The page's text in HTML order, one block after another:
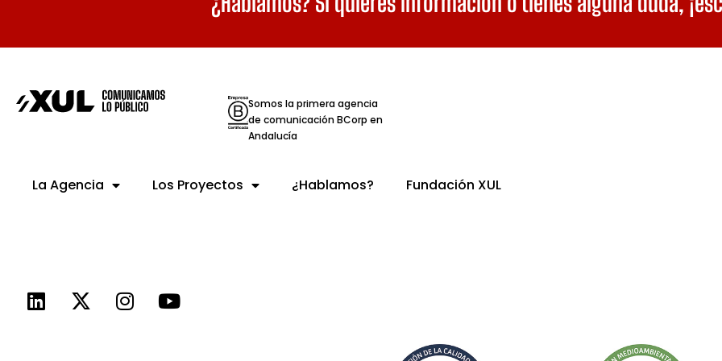
Somos la primera agencia
de comunicación BCorp en
Andalucía
La Agencia Los Proyectos ¿Hablamos? Fundación XUL